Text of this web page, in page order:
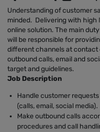
Understanding of customer
minded. Delivering with high
online solution. The main
will be responsible for
different channels at
outbound calls, email and
target and guidelines.
Job Description
Handle customer
(calls, email, social media).
Make outbound calls
procedures and call